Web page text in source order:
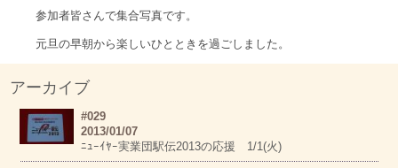
参加者皆さんで集合写真です。
元旦の早朝から楽しいひとときを過ごしました。
アーカイブ
#029
2013/01/07
ﾆｭｰｲﾔｰ実業団駅伝2013の応援 1/1(火)